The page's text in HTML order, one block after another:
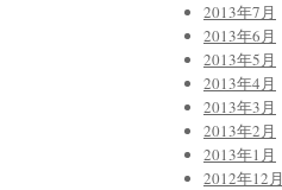
2013年7月
2013年6月
2013年5月
2013年4月
2013年3月
2013年2月
2013年1月
2012年12月